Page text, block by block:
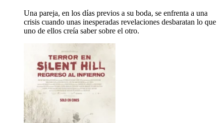
Una pareja, en los días previos a su boda, se enfrenta a una
crisis cuando unas inesperadas revelaciones desbaratan lo que
uno de ellos creía saber sobre el otro.